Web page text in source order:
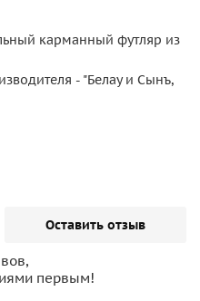
карманный футляр из
- "Белау и Сынъ,
Оставить отзыв
первым!